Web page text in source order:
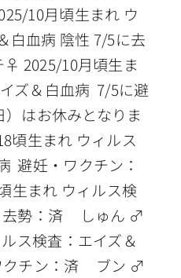
10月頃生まれ ウ
白血病 陰性 7/5に去
2025/10月頃生ま
ズ＆白血病 7/5に避
はお休みとなりま
頃生まれ ウィルス
避妊・ワクチン：
まれ ウィルス検
去勢：済 しゅん ♂
ス検査：エイズ＆
クチン：済 ブン ♂